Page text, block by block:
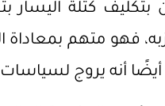
بتكليف كتلة
فهو متهم بمعاداة
أيضًا أنه يروج